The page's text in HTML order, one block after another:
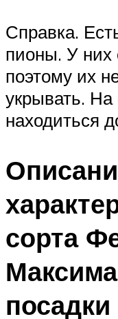
Справка.
пионы. У них
поэтому их
укрывать.
находиться
сорта
посадки